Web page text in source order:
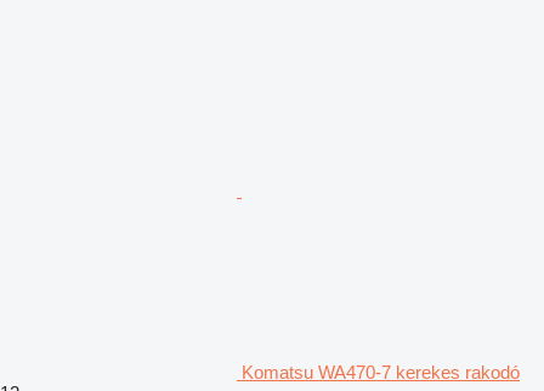
Komatsu WA470-7 kerekes rakodó